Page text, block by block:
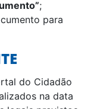
;
para
do Cidadão
na data